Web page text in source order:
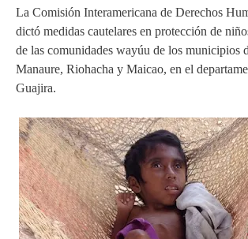
La Comisión Interamericana de Derechos
dictó medidas cautelares en protección de
de las comunidades wayúu de los municipios
Manaure, Riohacha y Maicao, en el
Guajira.